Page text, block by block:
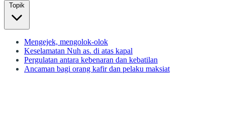
Topik
Mengejek, mengolok-olok
Keselamatan Nuh as. di atas kapal
Pergulatan antara kebenaran dan kebatilan
Ancaman bagi orang kafir dan pelaku maksiat